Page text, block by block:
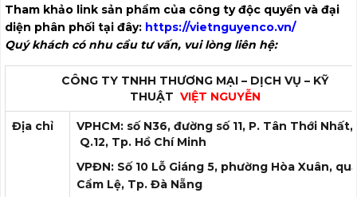
Tham khảo link sản phẩm của công ty độc quyền và đại
diện phân phối tại đây: https://vietnguyenco.vn/
Quý khách có nhu cầu tư vấn, vui lòng liên hệ:
CÔNG TY TNHH THƯƠNG MẠI – DỊCH VỤ – KỸ
THUẬT VIỆT NGUYỄN
Địa chỉ
VPHCM: số N36, đường số 11, P. Tân Thới Nhất,
Q.12, Tp. Hồ Chí Minh
VPĐN: Số 10 Lỗ Giáng 5, phường Hòa Xuân,
Cẩm Lệ, Tp. Đà Nẵng